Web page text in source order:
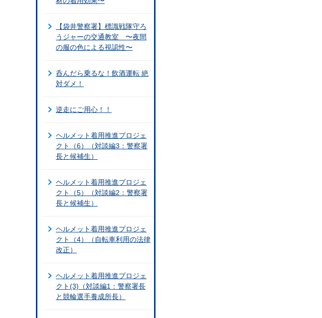
【袋井警察署】標識戦隊守ろ
うジャーの交通教室 〜夜間
の服の色による視認性〜
呑んだら乗るな！飲酒運転 絶
対ダメ！
逆走にご用心！！
ヘルメット着用推進プロジェ
クト（6）（対談編3：警察署
長と候補生）
ヘルメット着用推進プロジェ
クト（5）（対談編2：警察署
長と候補生）
ヘルメット着用推進プロジェ
クト（4）（自転車利用の法律
改正）
ヘルメット着用推進プロジェ
クト(3)（対談編1：警察署長
と競輪選手養成所長）